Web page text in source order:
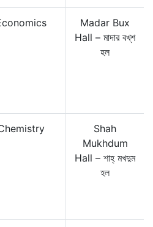
Madar Bux
Hall – মাদার বখ্‌শ
হল
Shah
Mukhdum
Hall – শাহ্‌ মখদুম
হল